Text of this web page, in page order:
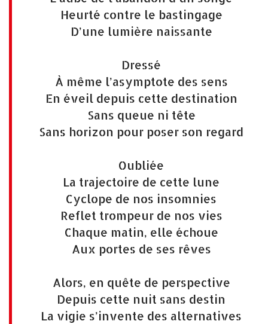
Heurté contre le bastingage
D’une lumière naissante
Dressé
À même l’asymptote des sens
En éveil depuis cette destination
Sans queue ni tête
Sans horizon pour poser son regard
Oubliée
La trajectoire de cette lune
Cyclope de nos insomnies
Reflet trompeur de nos vies
Chaque matin, elle échoue
Aux portes de ses rêves
Alors, en quête de perspective
Depuis cette nuit sans destin
La vigie s’invente des alternatives